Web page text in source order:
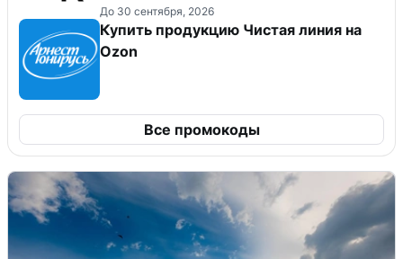
До 30 сентября, 2026
Купить продукцию Чистая линия на
Ozon
Все промокоды